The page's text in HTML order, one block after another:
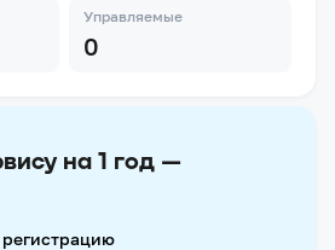
Управляемые
0
на 1 год —